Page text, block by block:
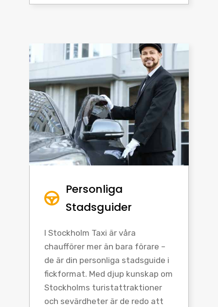
Personliga
Stadsguider
I Stockholm Taxi är våra
chaufförer mer än bara förare –
de är din personliga stadsguide i
fickformat. Med djup kunskap om
Stockholms turistattraktioner
och sevärdheter är de redo att